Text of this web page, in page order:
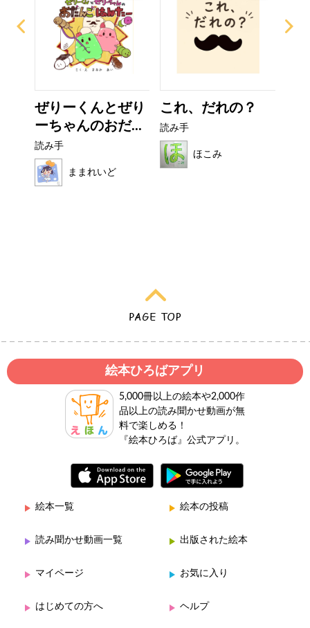
ぜりーくんとぜり
ーちゃんのおだ...
読み手
ままれいど
これ、だれの？
読み手
ほこみ
絵本ひろばアプリ
5,000冊以上の絵本や2,000作
品以上の読み聞かせ動画が無
料で楽しめる！
『絵本ひろば』公式アプリ。
絵本一覧 絵本の投稿
読み聞かせ動画一覧 出版された絵本
マイページ お気に入り
はじめての方へ ヘルプ